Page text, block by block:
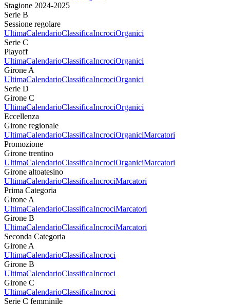
Stagione 2024-2025
Serie B
Sessione regolare
UltimaCalendarioClassificaIncrociOrganici
Serie C
Playoff
UltimaCalendarioClassificaIncrociOrganici
Girone A
UltimaCalendarioClassificaIncrociOrganici
Serie D
Girone C
UltimaCalendarioClassificaIncrociOrganici
Eccellenza
Girone regionale
UltimaCalendarioClassificaIncrociOrganiciMarcatori
Promozione
Girone trentino
UltimaCalendarioClassificaIncrociOrganiciMarcatori
Girone altoatesino
UltimaCalendarioClassificaIncrociMarcatori
Prima Categoria
Girone A
UltimaCalendarioClassificaIncrociMarcatori
Girone B
UltimaCalendarioClassificaIncrociMarcatori
Seconda Categoria
Girone A
UltimaCalendarioClassificaIncroci
Girone B
UltimaCalendarioClassificaIncroci
Girone C
UltimaCalendarioClassificaIncroci
Serie C femminile